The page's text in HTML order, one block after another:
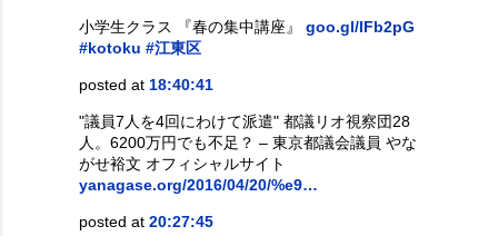
小学生クラス 『春の集中講座』 goo.gl/IFb2pG
#kotoku #江東区
posted at 18:40:41
"議員7人を4回にわけて派遣" 都議リオ視察団28
人。6200万円でも不足？ – 東京都議会議員 やな
がせ裕文 オフィシャルサイト
yanagase.org/2016/04/20/%e9…
posted at 20:27:45